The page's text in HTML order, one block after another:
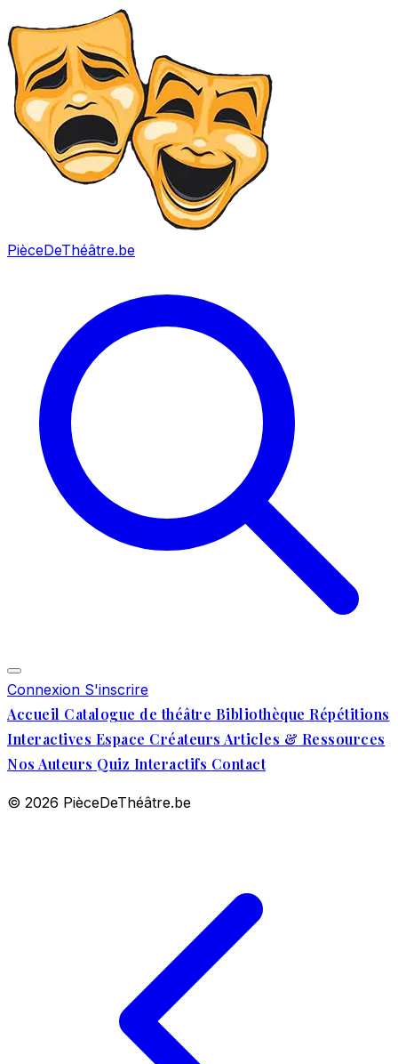
PièceDeThéâtre.be
Connexion S'inscrire
Accueil Catalogue de théâtre Bibliothèque Répétitions
Interactives Espace Créateurs Articles & Ressources
Nos Auteurs Quiz Interactifs Contact
© 2026 PièceDeThéâtre.be